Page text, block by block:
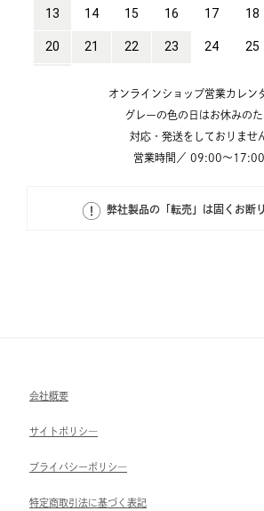
オンラインショップ営業カレ
グレーの色の日はお休みの
対応・発送をしておりませ
営業時間／ 09:00～17:00
弊社製品の「転売」は固くお断
会社概要
サイトポリシ―
ブライパシーポリシ―
特定商取引法に基づく表記